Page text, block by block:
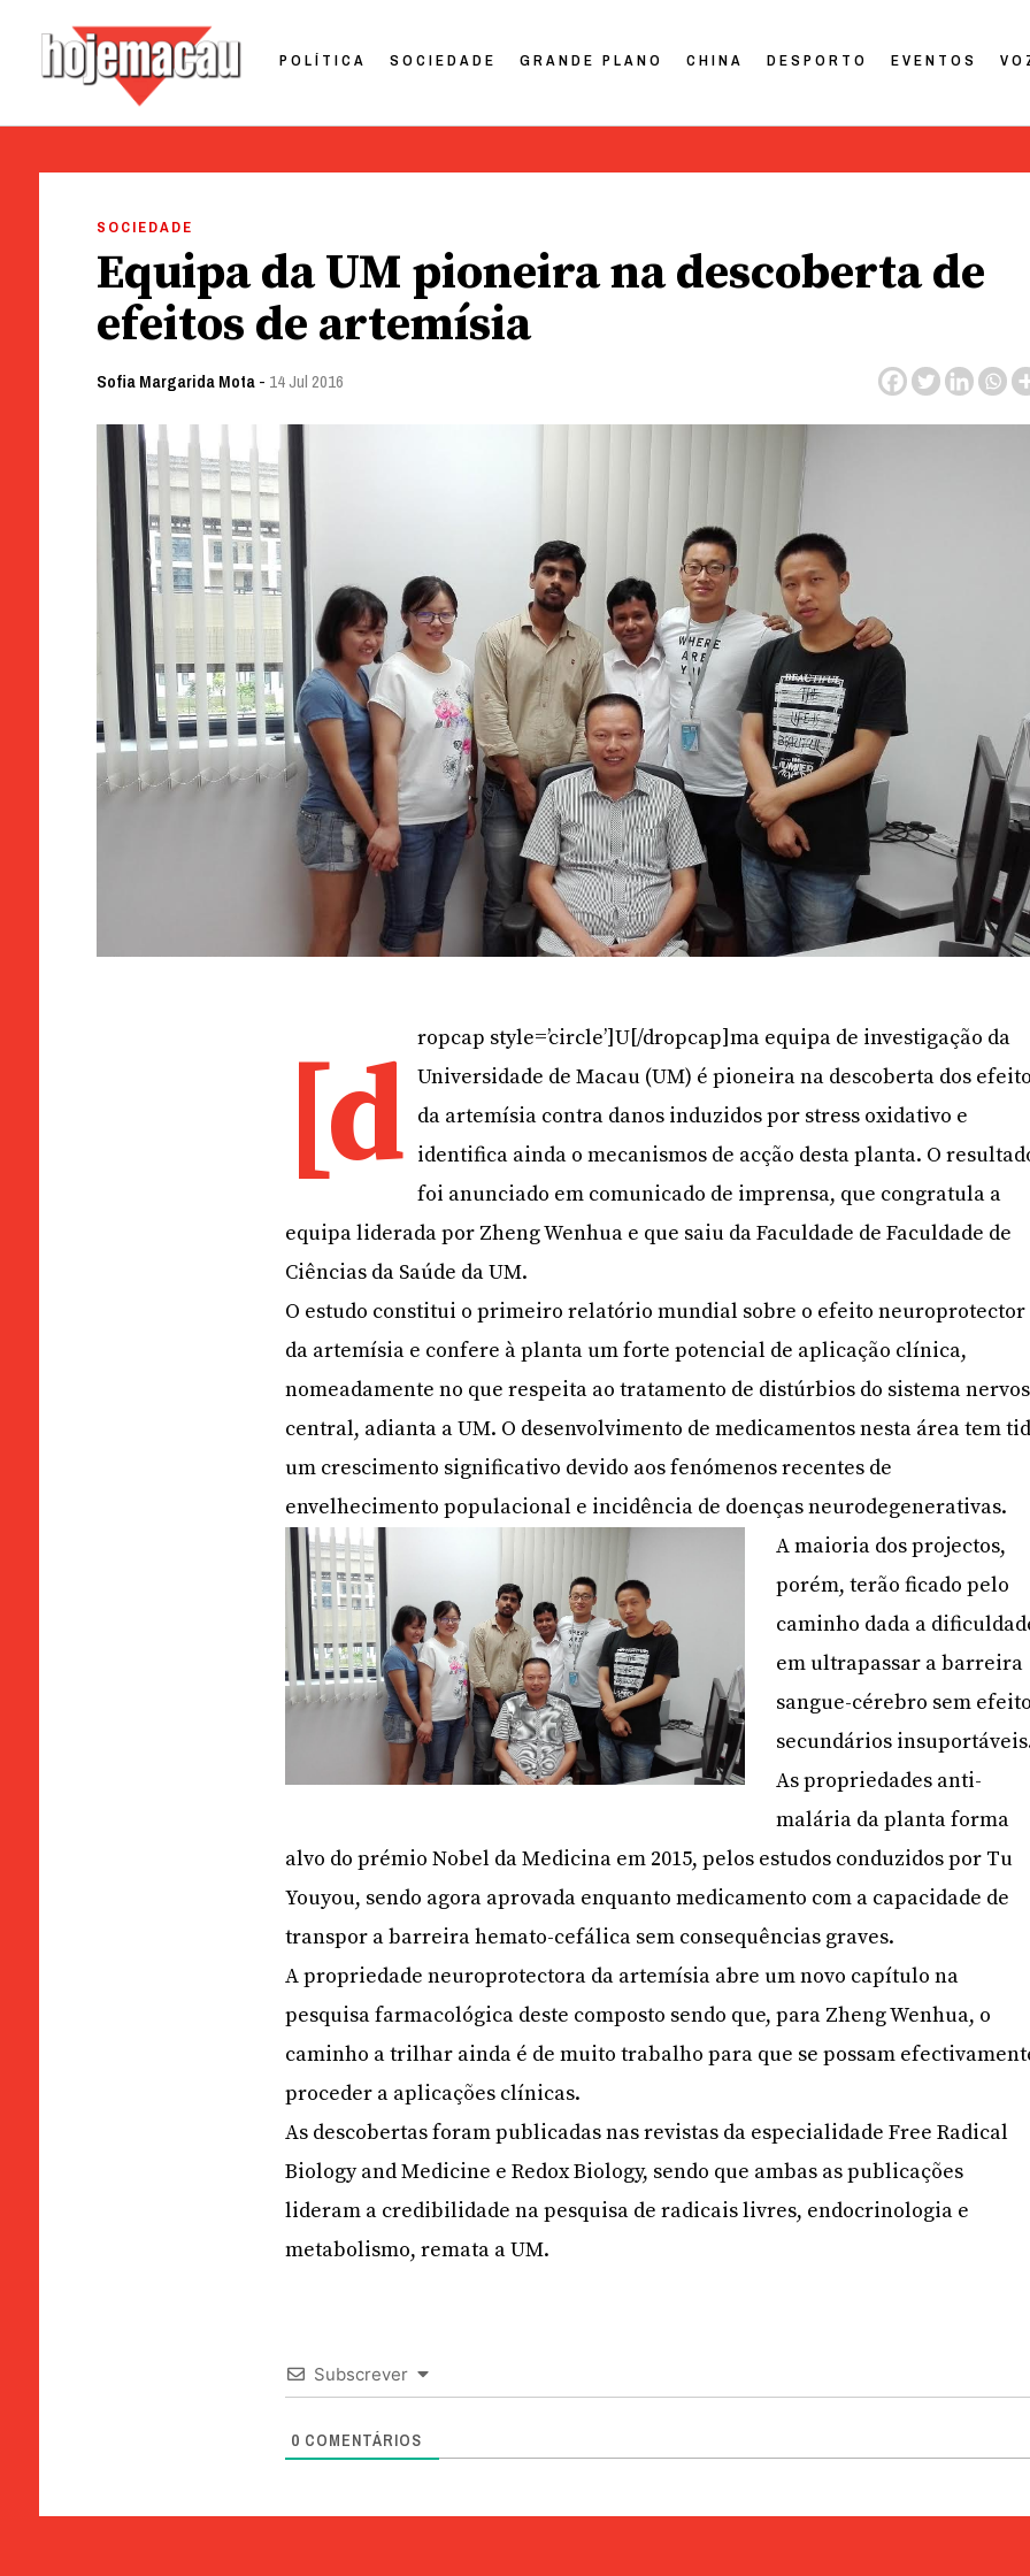
POLÍTICA SOCIEDADE GRANDE PLANO CHINA DESPORTO EVENTOS
SOCIEDADE
Equipa da UM pioneira na descoberta de
efeitos de artemísia
Sofia Margarida Mota- 14 Jul 2016
[d ropcap style=’circle’]U[/dropcap]ma equipa de investigação da
Universidade de Macau (UM) é pioneira na descoberta dos
da artemísia contra danos induzidos por stress oxidativo e
identifica ainda o mecanismos de acção desta planta. O
foi anunciado em comunicado de imprensa, que congratula a
equipa liderada por Zheng Wenhua e que saiu da Faculdade de Faculdade de
Ciências da Saúde da UM.
O estudo constitui o primeiro relatório mundial sobre o efeito neuroprotector
da artemísia e confere à planta um forte potencial de aplicação clínica,
nomeadamente no que respeita ao tratamento de distúrbios do sistema
central, adianta a UM. O desenvolvimento de medicamentos nesta área tem
um crescimento significativo devido aos fenómenos recentes de
envelhecimento populacional e incidência de doenças neurodegenerativas.
A maioria dos projectos,
porém, terão ficado pelo
caminho dada a
em ultrapassar a barreira
sangue-cérebro sem
secundários
As propriedades anti-
malária da planta forma
alvo do prémio Nobel da Medicina em 2015, pelos estudos conduzidos por Tu
Youyou, sendo agora aprovada enquanto medicamento com a capacidade de
transpor a barreira hemato-cefálica sem consequências graves.
A propriedade neuroprotectora da artemísia abre um novo capítulo na
pesquisa farmacológica deste composto sendo que, para Zheng Wenhua, o
caminho a trilhar ainda é de muito trabalho para que se possam
proceder a aplicações clínicas.
As descobertas foram publicadas nas revistas da especialidade Free Radical
Biology and Medicine e Redox Biology, sendo que ambas as publicações
lideram a credibilidade na pesquisa de radicais livres, endocrinologia e
metabolismo, remata a UM.
Subscrever
0 COMENTÁRIOS